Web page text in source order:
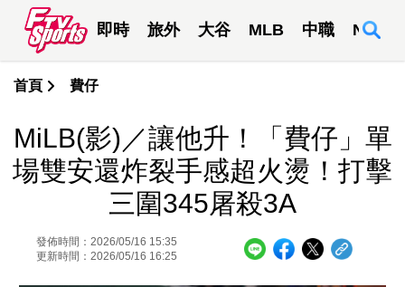
即時 旅外 大谷 MLB 中職 NBA
首頁 費仔
MiLB(影)／讓他升！「費仔」單
場雙安還炸裂手感超火燙！打擊
三圍345屠殺3A
發佈時間：2026/05/16 15:35
更新時間：2026/05/16 16:25